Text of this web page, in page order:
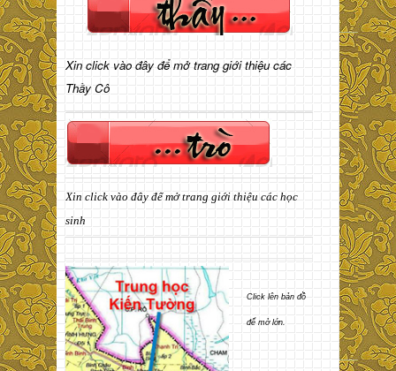
Xin click vào đây để mở trang giới thiệu các
Thầy Cô
Xin click vào đây để mở trang giới thiệu các học
sinh
Click lên bản đồ
để mở lớn.